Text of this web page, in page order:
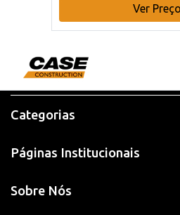
Ver Preço
Categorias
Páginas Institucionais
Sobre Nós